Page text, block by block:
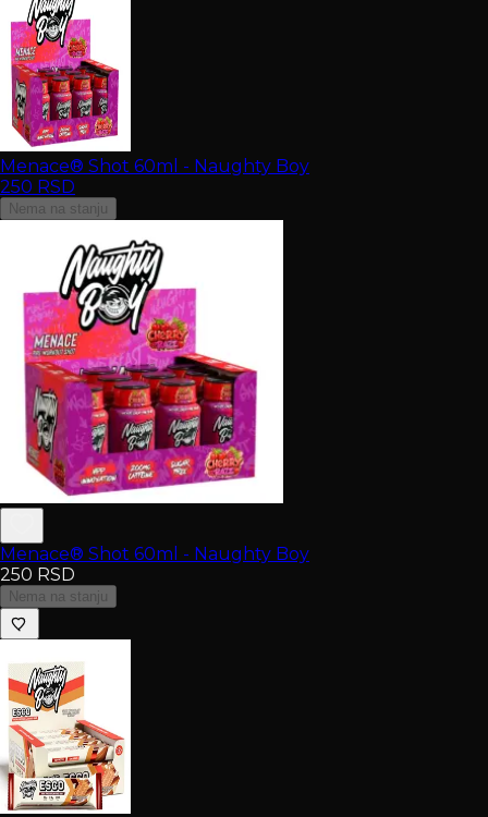
Menace® Shot 60ml - Naughty Boy
250 RSD
Nema na stanju
Menace® Shot 60ml - Naughty Boy
250 RSD
Nema na stanju